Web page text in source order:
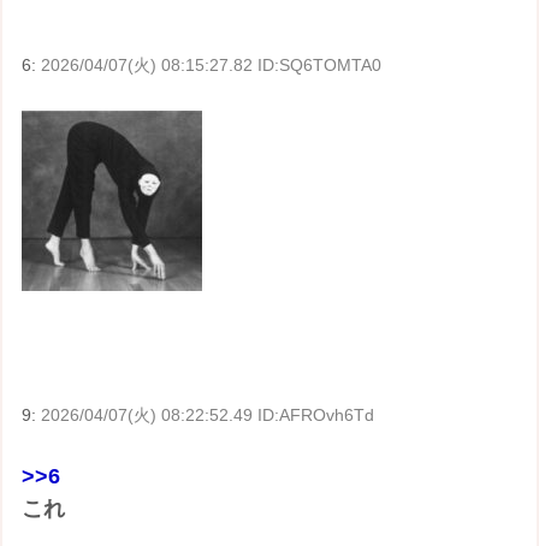
6:2026/04/07(火) 08:15:27.82 ID:SQ6TOMTA0
9: 2026/04/07(火) 08:22:52.49 ID:AFROvh6Td
>>6
これ